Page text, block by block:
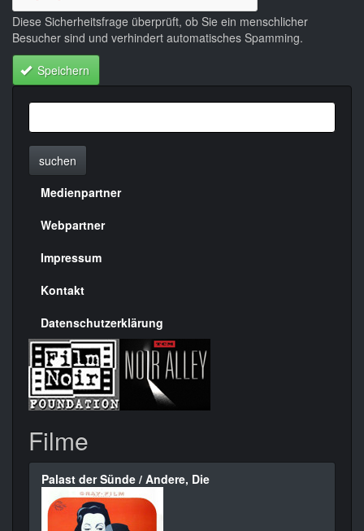
Diese Sicherheitsfrage überprüft, ob Sie ein menschlicher
Besucher sind und verhindert automatisches Spamming.
Speichern
suchen
Menülinks
rechte
Seite
Medienpartner
Webpartner
Impressum
Kontakt
Datenschutzerklärung
Filme
Palast der Sünde / Andere, Die